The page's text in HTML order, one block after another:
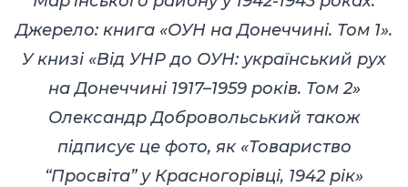
Джерело: книга «ОУН на Донеччині. Том 1».
У книзі «Від УНР до ОУН: український рух
на Донеччині 1917–1959 років. Том 2»
Олександр Добровольський також
підписує це фото, як «Товариство
“Просвіта” у Красногорівці, 1942 рік»